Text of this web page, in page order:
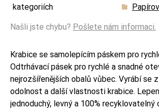
kategoriích
Našli jste chybu? Pošlete nám informaci.
Krabice se samolepícím páskem pro
Odtrhávací pásek pro rychlé a snadné
nejrozšířenějších obalů vůbec. Vyrábí
odolnost a další vlastnosti krabice.
jednoduchý, levný a 100% recyklovatelný